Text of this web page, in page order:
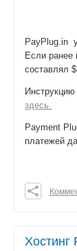
PayPlug.in
Если ранее
составлял
здесь.
Payment
платежей
Хостинг